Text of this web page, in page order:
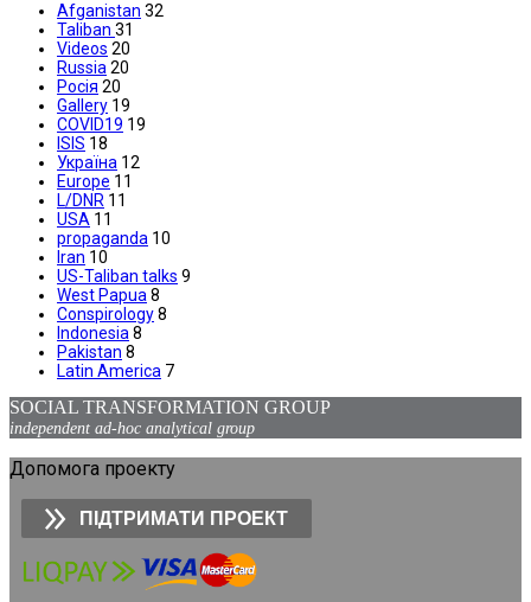
Afganistan 32
Taliban 31
Videos 20
Russia20
Росія 20
Gallery 19
COVID19 19
ISIS 18
Україна 12
Europe 11
L/DNR 11
USA 11
propaganda 10
Iran 10
US-Taliban talks 9
West Papua8
Conspirology8
Indonesia8
Pakistan 8
Latin America 7
SOCIAL TRANSFORMATION GROUP
independent ad-hoc analytical group
Допомога проекту
ПІДТРИМАТИ ПРОЕКТ